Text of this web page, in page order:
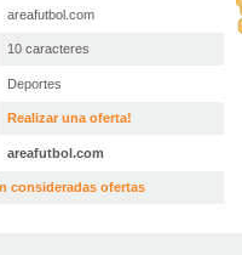
areafutbol.com
10 caracteres
Deportes
Realizar una oferta!
areafutbol.com
consideradas ofertas